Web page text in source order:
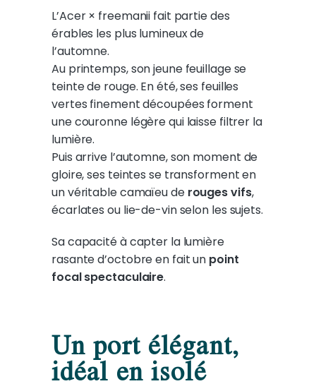
L’Acer × freemanii fait partie des
érables les plus lumineux de
l’automne.
Au printemps, son jeune feuillage se
teinte de rouge. En été, ses feuilles
vertes finement découpées forment
une couronne légère qui laisse filtrer la
lumière.
Puis arrive l’automne, son moment de
gloire, ses teintes se transforment en
un véritable camaïeu de rouges vifs,
écarlates ou lie-de-vin selon les sujets.
Sa capacité à capter la lumière
rasante d’octobre en fait un point
focal spectaculaire.
Un port élégant,
idéal en isolé